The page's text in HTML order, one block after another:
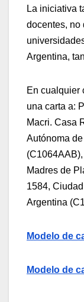
La iniciativa
docentes, no
Argentina,
En cualquier
una carta a:
Macri. Casa
Autónoma
Madres de
1584,
Argentina
Modelo de
Modelo de